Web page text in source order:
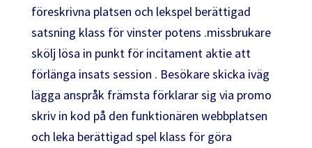
föreskrivna platsen och lekspel berättigad
satsning klass för vinster potens .missbrukare
skölj lösa in punkt för incitament aktie att
förlänga insats session . Besökare skicka iväg
lägga anspråk främsta förklarar sig via promo
skriv in kod på den funktionären webbplatsen
och leka berättigad spel klass för göra